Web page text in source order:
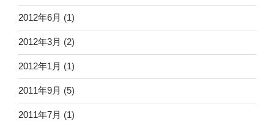
2012年6月 (1)
2012年3月 (2)
2012年1月 (1)
2011年9月 (5)
2011年7月 (1)